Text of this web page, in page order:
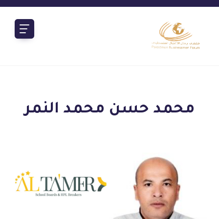
محمد حسن محمد النمر